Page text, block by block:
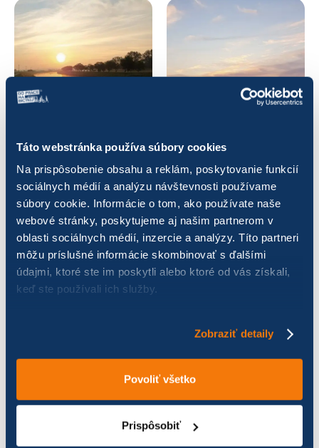
Táto webstránka používa súbory cookies
Na prispôsobenie obsahu a reklám, poskytovanie funkcií
sociálnych médií a analýzu návštevnosti používame
súbory cookie. Informácie o tom, ako používate naše
webové stránky, poskytujeme aj našim partnerom v
oblasti sociálnych médií, inzercie a analýzy. Títo partneri
môžu príslušné informácie skombinovať s ďalšími
údajmi, ktoré ste im poskytli alebo ktoré od vás získali,
keď ste používali ich služby.
Zobraziť detaily
Povoliť všetko
Prispôsobiť